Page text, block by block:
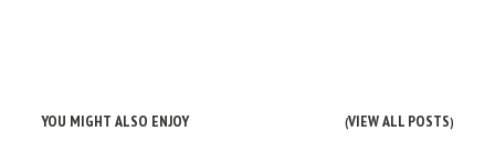
YOU MIGHT ALSO ENJOY (VIEW ALL POSTS)